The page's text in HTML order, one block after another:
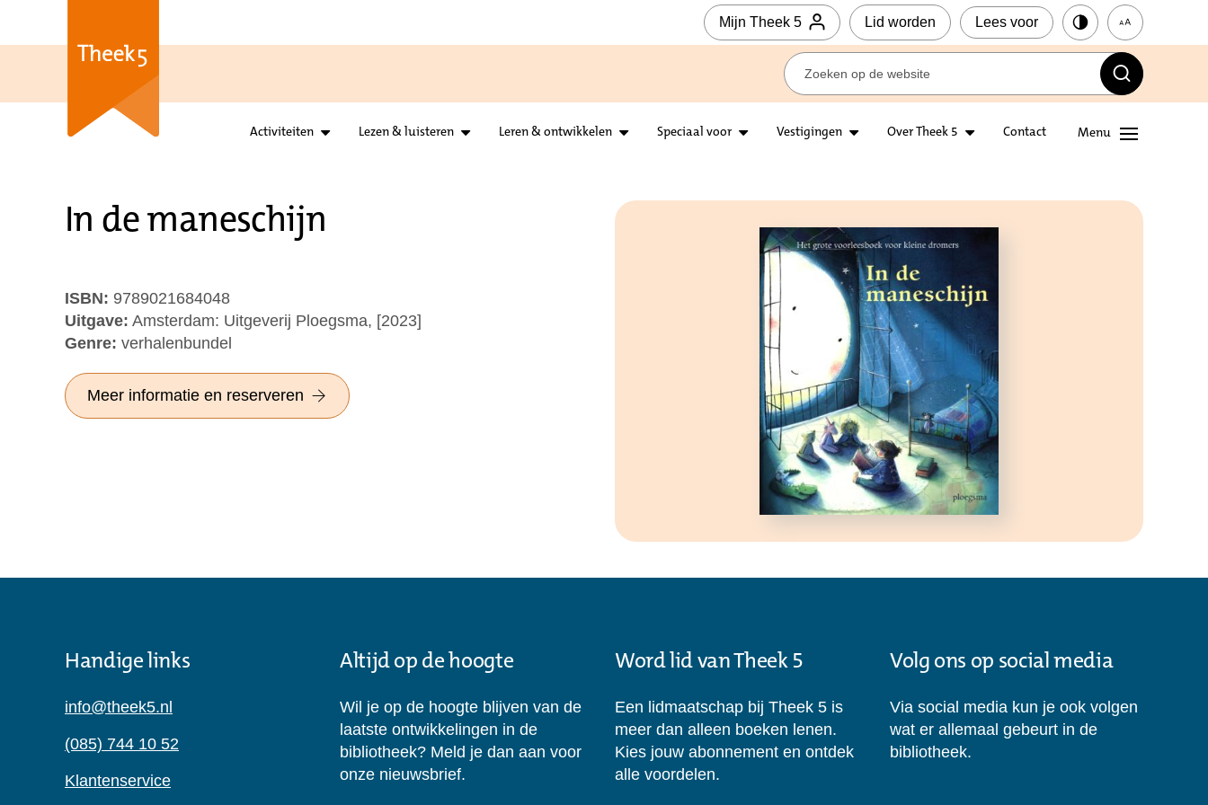
Mijn Theek 5 Lid worden Lees voor
Activiteiten Lezen & luisteren Leren & ontwikkelen Speciaal voor Vestigingen Over Theek 5 Contact
In de maneschijn
ISBN: 9789021684048
Uitgave: Amsterdam: Uitgeverij Ploegsma, [2023]
Genre: verhalenbundel
Meer informatie en reserveren
Handige links
info@theek5.nl
(085) 744 10 52
Klantenservice
Altijd op de hoogte
Wil je op de hoogte blijven van de
laatste ontwikkelingen in de
bibliotheek? Meld je dan aan voor
onze nieuwsbrief.
Word lid van Theek 5
Een lidmaatschap bij Theek 5 is
meer dan alleen boeken lenen.
Kies jouw abonnement en ontdek
alle voordelen.
Volg ons op social media
Via social media kun je ook volgen
wat er allemaal gebeurt in de
bibliotheek.